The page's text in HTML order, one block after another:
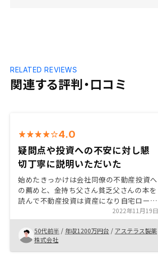
関連する評判・口コミ
RELATED REVIEWS
4.0
疑問点や投資への不安に対し懇
切丁寧に説明いただいた
始めたきっかけは会社同僚の不動産投資へ
の薦めと、金持ち父さん貧乏父さんの本を
読んで不動産投資は資産になり自宅ローン
は負債になることに気づいたからです。担
当営業の懇切丁寧な説明と会社の勢い、将
来性を感じたため他社よりも御社を選びま
した。担当営業が全体的に若いのでもう少
しベテランの営業も入れてバランス良くし
2022年11月19日
50代前半 / 年収1200万円台 / アステラス製薬
株式会社